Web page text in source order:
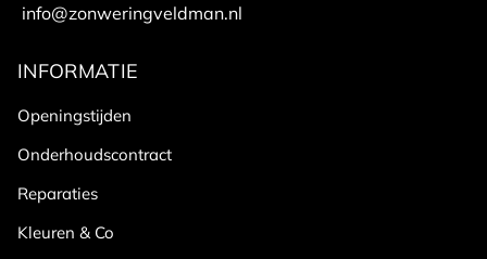
info@zonweringveldman.nl
INFORMATIE
Openingstijden
Onderhoudscontract
Reparaties
Kleuren & Co